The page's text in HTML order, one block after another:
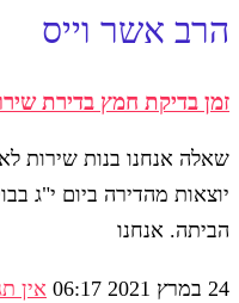
הרב אשר וייס
זמן בדיקת חמץ בדירת
שאלה אנחנו בנות שירות
יוצאות מהדירה ביום י"ג
הביתה. אנחנו
24 במרץ 2021 06:17 אין